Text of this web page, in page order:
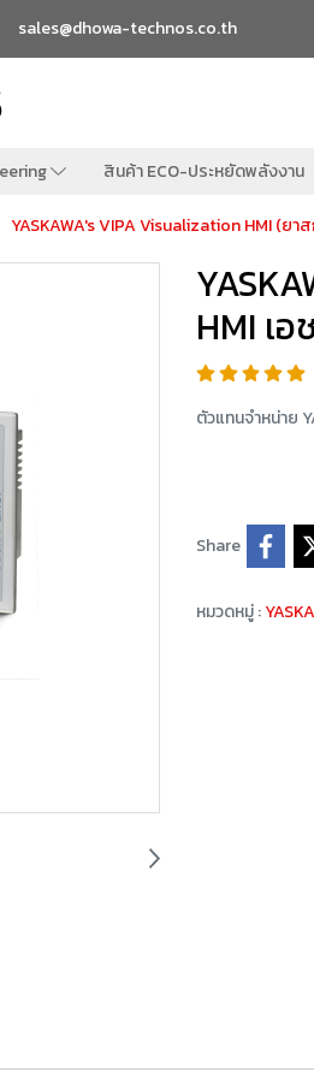
sales@dhowa-technos.co.th
สินค้า ECO-ประหยัดพลังงาน
YASKAWA's VIPA Visualization HMI (ยาส
HMI เอ
ตัวแทนจำหน่าย
Share
หมวดหมู่ :